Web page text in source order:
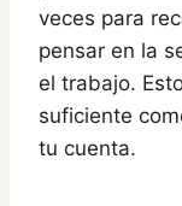
veces para
pensar en la
el trabajo.
suficiente
tu cuenta.